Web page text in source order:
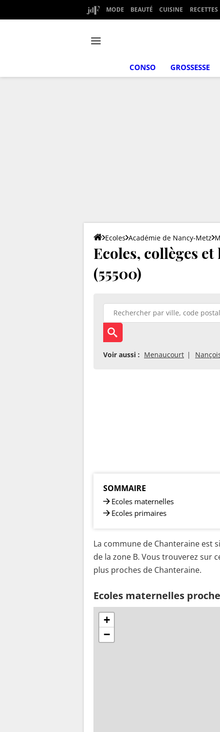
MODE BEAUTÉ CUISINE RECETTES
CONSO GROSSESSE
Ecoles Académie de Nancy-Metz
Ecoles, collèges
(55500)
Voir aussi : Menaucourt
SOMMAIRE
Ecoles maternelles
Ecoles primaires
La commune de Chanteraine est
de la zone B. Vous trouverez sur
plus proches de Chanteraine.
Ecoles maternelles
+
−